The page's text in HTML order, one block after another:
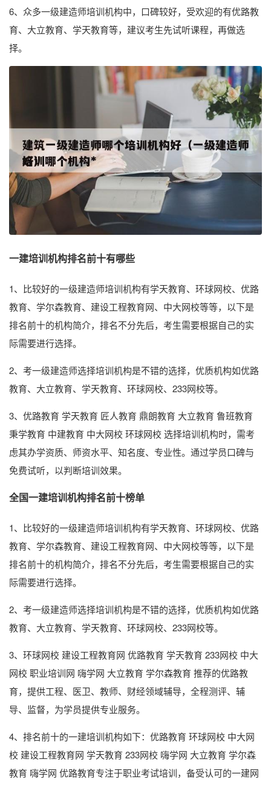
6、众多一级建造师培训机构中，口碑较好，受欢迎的有优路教
育、大立教育、学天教育等，建议考生先试听课程，再做选
择。
一建培训机构排名前十有哪些
1、比较好的一级建造师培训机构有学天教育、环球网校、优路
教育、学尔森教育、建设工程教育网、中大网校等等，以下是
排名前十的机构简介，排名不分先后，考生需要根据自己的实
际需要进行选择。
2、考一级建造师选择培训机构是不错的选择，优质机构如优路
教育、大立教育、学天教育、环球网校、233网校等。
3、优路教育 学天教育 匠人教育 鼎朗教育 大立教育 鲁班教育
秉学教育 中建教育 中大网校 环球网校 选择培训机构时，需考
虑其办学资质、师资水平、知名度、专业性。通过学员口碑与
免费试听，以判断培训效果。
全国一建培训机构排名前十榜单
1、比较好的一级建造师培训机构有学天教育、环球网校、优路
教育、学尔森教育、建设工程教育网、中大网校等等，以下是
排名前十的机构简介，排名不分先后，考生需要根据自己的实
际需要进行选择。
2、考一级建造师选择培训机构是不错的选择，优质机构如优路
教育、大立教育、学天教育、环球网校、233网校等。
3、环球网校 建设工程教育网 优路教育 学天教育 233网校 中大
网校 职业培训网 嗨学网 大立教育 学尔森教育 推荐的优路教
育，提供工程、医卫、教师、财经领域辅导，全程测评、辅
导、监督，为学员提供专业服务。
4、排名前十的一建培训机构如下：优路教育 环球网校 中大网
校 建设工程教育网 学天教育 233网校 嗨学网 大立教育 学尔森
教育 嗨学网 优路教育专注于职业考试培训，备受认可的一建网